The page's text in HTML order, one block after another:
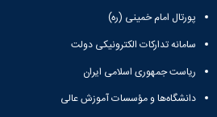
پورتال امام خمینی (ره)
سامانه تدارکات الکترونیکی دولت
ریاست جمهوری اسلامی ایران
دانشگاه‌ها و مؤسسات آموزش عالی